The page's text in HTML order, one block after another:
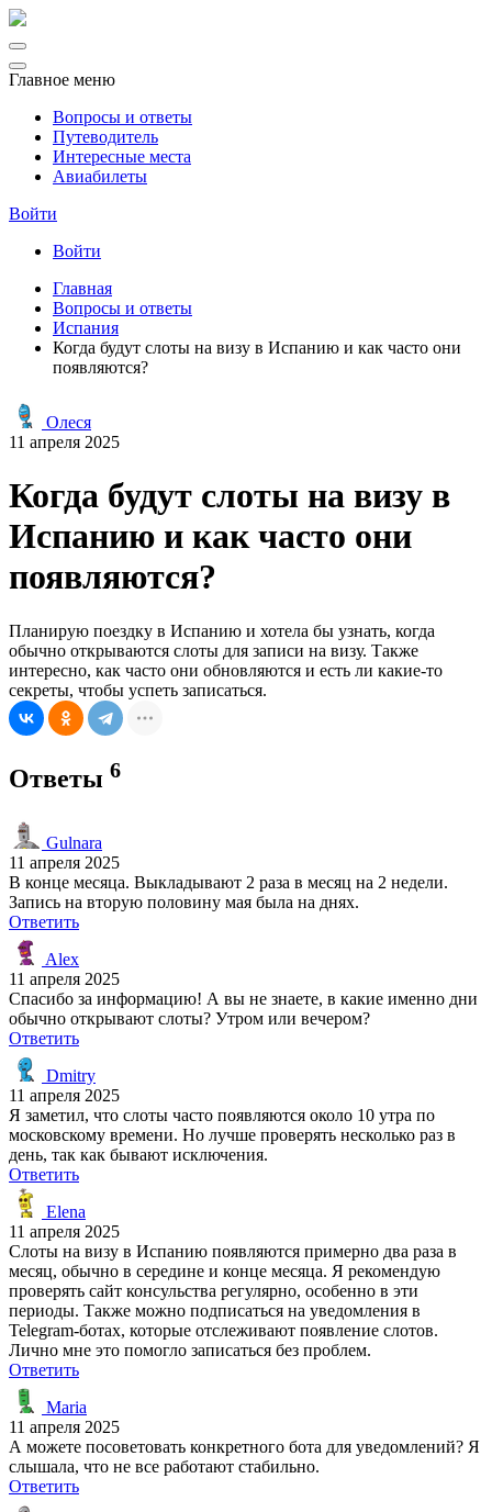
Главное меню
Вопросы и ответы
Путеводитель
Интересные места
Авиабилеты
Войти
Войти
Главная
Вопросы и ответы
Испания
Когда будут слоты на визу в Испанию и как часто они
появляются?
Олеся
11 апреля 2025
Когда будут слоты на визу в
Испанию и как часто они
появляются?
Планирую поездку в Испанию и хотела бы узнать, когда
обычно открываются слоты для записи на визу. Также
интересно, как часто они обновляются и есть ли какие-то
секреты, чтобы успеть записаться.
Ответы 6
Gulnara
11 апреля 2025
В конце месяца. Выкладывают 2 раза в месяц на 2 недели.
Запись на вторую половину мая была на днях.
Ответить
Alex
11 апреля 2025
Спасибо за информацию! А вы не знаете, в какие именно дни
обычно открывают слоты? Утром или вечером?
Ответить
Dmitry
11 апреля 2025
Я заметил, что слоты часто появляются около 10 утра по
московскому времени. Но лучше проверять несколько раз в
день, так как бывают исключения.
Ответить
Elena
11 апреля 2025
Слоты на визу в Испанию появляются примерно два раза в
месяц, обычно в середине и конце месяца. Я рекомендую
проверять сайт консульства регулярно, особенно в эти
периоды. Также можно подписаться на уведомления в
Telegram-ботах, которые отслеживают появление слотов.
Лично мне это помогло записаться без проблем.
Ответить
Maria
11 апреля 2025
А можете посоветовать конкретного бота для уведомлений? Я
слышала, что не все работают стабильно.
Ответить